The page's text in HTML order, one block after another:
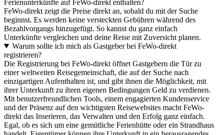
Ferienunterkünfte auf FeWo-direkt enthalten?
FeWo-direkt zeigt die Preise direkt an, sobald du mit der Suche
beginnst. Es werden keine versteckten Gebühren während des
Bezahlvorgangs hinzugefügt. So kannst du ganz einfach
Unterkünfte vergleichen und deine Reise mit Zuversicht planen.
Warum sollte ich mich als Gastgeber bei FeWo-direkt
registrieren?
Die Registrierung bei FeWo-direkt öffnet Gastgebern die Tür zu
einer weltweiten Reisegemeinschaft, die auf der Suche nach
einzigartigen Aufenthalten ist, und gibt ihnen die Möglichkeit, mit
ihrer Unterkunft zu ihren eigenen Bedingungen Geld zu verdienen.
Mit benutzerfreundlichen Tools, einem engagierten Kundenservice
und der Präsenz auf den wichtigsten Reisewebsites macht FeWo-
direkt das Inserieren, das Verwalten und den Erfolg ganz einfach.
Egal, ob es sich um eine gemütliche Ferienhütte oder ein Strandhaus